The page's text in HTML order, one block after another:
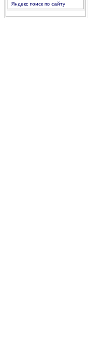
Яндекс поиск по сайту